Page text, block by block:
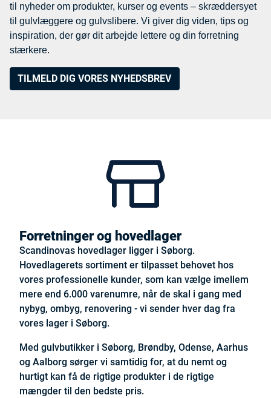
til nyheder om produkter, kurser og events – skræddersyet
til gulvlæggere og gulvslibere. Vi giver dig viden, tips og
inspiration, der gør dit arbejde lettere og din forretning
stærkere.
TILMELD DIG VORES NYHEDSBREV
Forretninger og hovedlager
Scandinovas hovedlager ligger i Søborg.
Hovedlagerets sortiment er tilpasset behovet hos
vores professionelle kunder, som kan vælge imellem
mere end 6.000 varenumre, når de skal i gang med
nybyg, ombyg, renovering - vi sender hver dag fra
vores lager i Søborg.
Med gulvbutikker i Søborg, Brøndby, Odense, Aarhus
og Aalborg sørger vi samtidig for, at du nemt og
hurtigt kan få de rigtige produkter i de rigtige
mængder til den bedste pris.